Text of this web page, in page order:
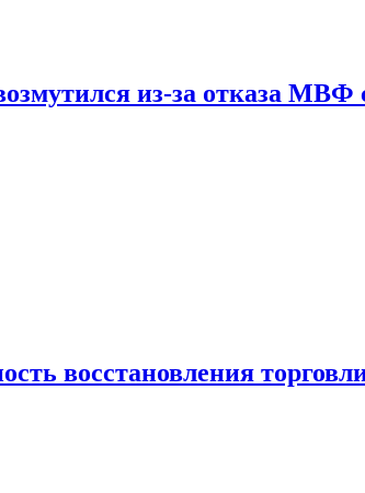
из-за отказа МВФ
восстановления